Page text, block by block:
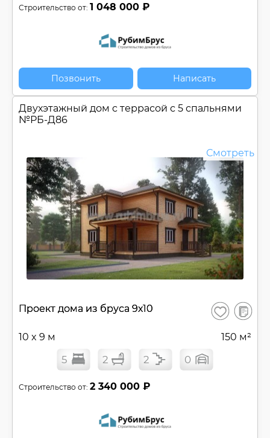
Строительство от: 1 048 000 ₽
Позвонить Написать
Двухэтажный дом c террасой с 5 спальнями
№РБ-Д86
Смотреть
Проект дома из бруса 9х10 Сохранить
В
10 x 9 м 150 м²
5 2 2 0
Строительство от: 2 340 000 ₽